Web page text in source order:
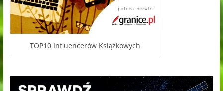
TOP10 Influencerów Książkowych